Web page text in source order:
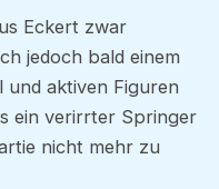
Eckert zwar
jedoch bald einem
aktiven Figuren
ein verirrter Springer
nicht mehr zu